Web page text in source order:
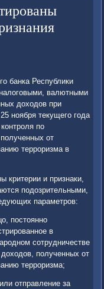
банка Республики
валютными
доходов при
ноября текущего года
по
от
терроризма в
критерии и признаки,
подозрительными,
параметров:
постоянно
в
сотрудничестве
доходов, полученных от
тер­роризма;
отправление за